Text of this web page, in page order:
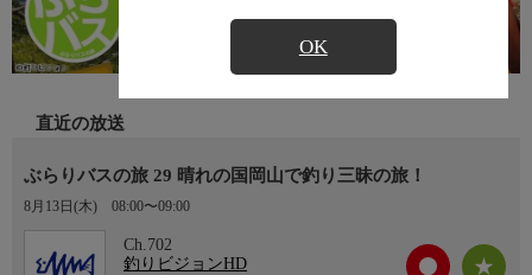
OK
直近の放送
ぶらりバスの旅 29 晴れの国岡山で釣り三昧の旅！
8月13日(木) 08:00〜09:00
Ch.702
釣りビジョンHD